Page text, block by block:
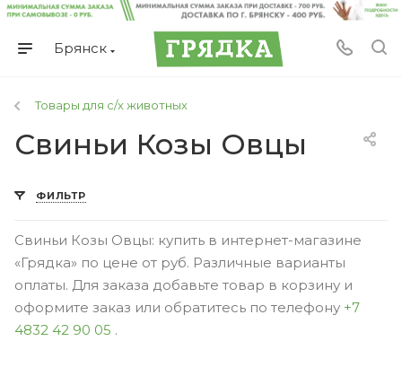
Брянск
Товары для с/х животных
Свиньи Козы Овцы
ФИЛЬТР
Свиньи Козы Овцы: купить в интернет-магазине
«Грядка» по цене от руб. Различные варианты
оплаты. Для заказа добавьте товар в корзину и
оформите заказ или обратитесь по телефону +7
4832 42 90 05 .